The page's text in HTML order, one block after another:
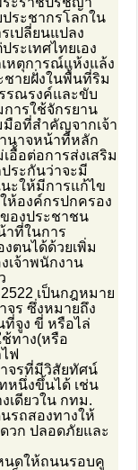
ประชากรโลกใน
เปลี่ยนแปลง
ะเทศไทยเอง
หตุการณ์แห้งแล้ง
ชายฝั่งในพื้นที่ริม
รณรงค์และขับ
ารใช้จักรยาน
อที่สำคัญจากเจ้า
นาจหน้าที่หลัก
อต่อการส่งเสริม
ระกันว่าจะมี
ะให้มีการแก้ไข
ห้องค์กรปกครอง
องประชาชน
าที่ในการ
ตนได้ด้วยเพิ่ม
เจ้าพนักงาน
เป็นกฎหมาย
ร ซึ่งหมายถึง
ที่จูง ขี่ หรือไล่
ทาง(หรือ
ฟ
าจรที่มีวิสัยทัศน์
หนึ่งขึ้นได้ เช่น
เดียวใน กทม.
รถสองทางให้
ดวก ปลอดภัยและ
นดให้ถนนรอบคู